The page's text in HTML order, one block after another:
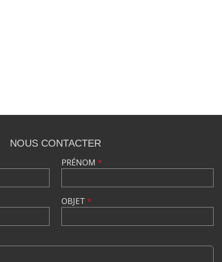
NOUS CONTACTER
PRÉNOM *
OBJET *